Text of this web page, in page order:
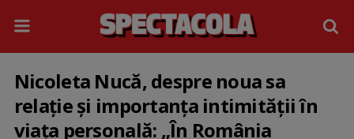
Nicoleta Nucă, despre noua sa
relație și importanța intimității în
viața personală: „În România